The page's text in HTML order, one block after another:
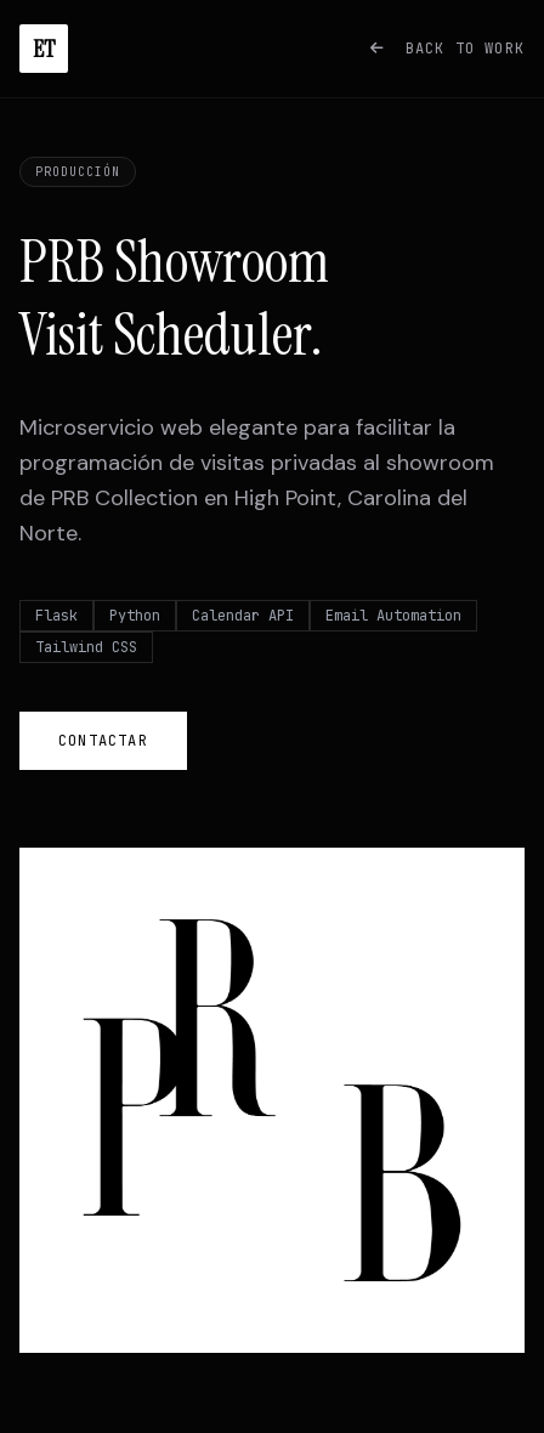
ET BACK TO WORK
PRODUCCIÓN
PRB Showroom
Visit Scheduler.
Microservicio web elegante para facilitar la
programación de visitas privadas al showroom
de PRB Collection en High Point, Carolina del
Norte.
Flask Python Calendar API
Email Automation
Tailwind CSS
CONTACTAR